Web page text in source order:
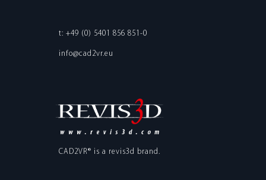
t: +49 (0) 5401 856 851-0
info@cad2vr.eu
CAD2VR® is a revis3d brand.